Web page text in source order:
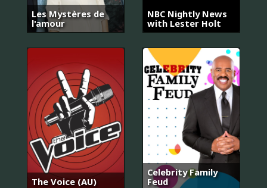
Les Mystères de
l'amour
NBC Nightly News
with Lester Holt
The Voice (AU)
Celebrity Family
Feud